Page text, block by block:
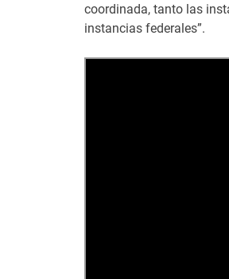
coordinada, tanto las
instancias federales”.